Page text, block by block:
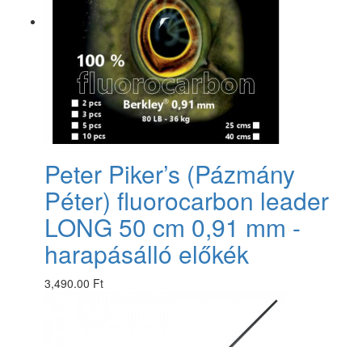
Peter Piker’s (Pázmány
Péter) fluorocarbon leader
LONG 50 cm 0,91 mm -
harapásálló előkék
3,490.00 Ft